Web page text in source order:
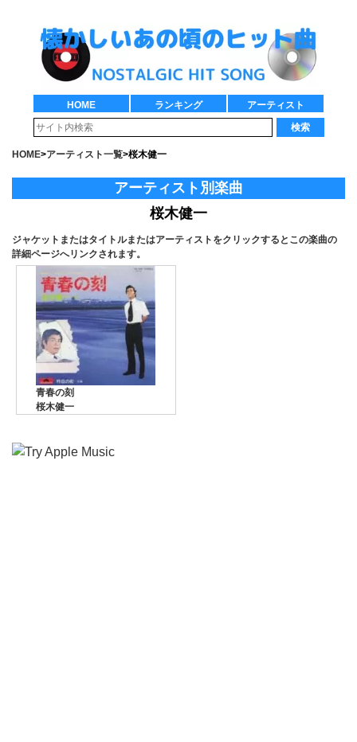
HOME ランキング
アーティスト
検索
HOME>アーティスト一覧>桜木健一
アーティスト別楽曲
桜木健一
ジャケットまたはタイトルまたはアーティストをクリックするとこの楽曲の
詳細ページへリンクされます。
青春の刻
桜木健一